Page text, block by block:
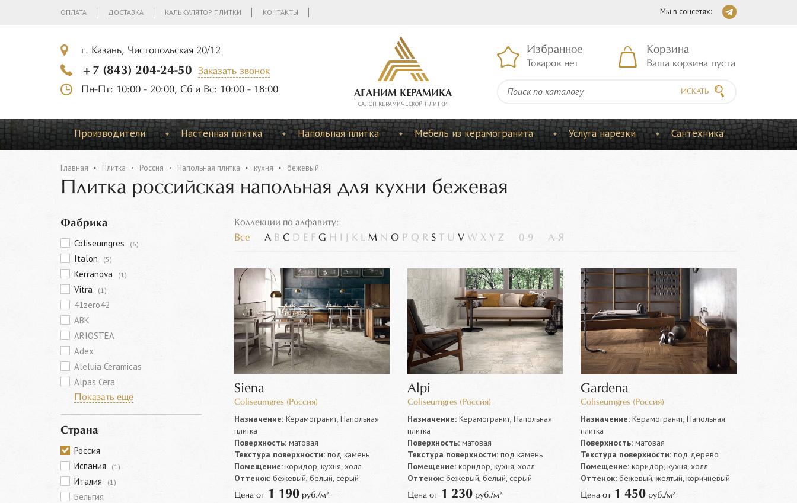
ОПЛАТА ДОСТАВКА КАЛЬКУЛЯТОР ПЛИТКИ КОНТАКТЫ Мы в соцсетях:
г. Казань, Чистопольская 20/12
+7 (843) 204-24-50
Заказать звонок
Пн-Пт: 10:00 - 20:00, Сб и Вс: 10:00 - 18:00
АГАНИМ КЕРАМИКА
CАЛОН КЕРАМИЧЕСКОЙ ПЛИТКИ
Избранное
Товаров нет
Корзина
Ваша корзина пуста
ИСКАТЬ
Производители Настенная плитка Напольная плитка Мебель из керамогранита Услуга нарезки Сантехника
Главная Плитка Россия Напольная плитка кухня бежевый
Плитка российская напольная для кухни бежевая
Фабрика
Coliseumgres (6)
Italon (5)
Kerranova (1)
Vitra (1)
41zero42
ABK
ARIOSTEA
Adex
Aleluia Ceramicas
Alpas Cera
Показать еще
Страна
Россия
Испания
(1)
Италия (1)
Бельгия
Коллекции по алфавиту:
Все A B C D E F G H K L M N O P Q R S U V W X Y Z 0-9 А-Я
Siena
Coliseumgres (Россия)
Назначение:Керамогранит, Напольная
плитка
Поверхность:матовая
Текстура поверхности:под камень
Помещение:коридор, кухня, холл
Оттенок:бежевый, белый, серый
Цена от 1 190руб./м²
Alpi
Coliseumgres (Россия)
Назначение:Керамогранит, Напольная
плитка
Поверхность:матовая
Текстура поверхности:под камень
Помещение:коридор, кухня, холл
Оттенок:бежевый, белый, серый
Цена от 1 230руб./м²
Gardena
Coliseumgres (Россия)
Назначение: Керамогранит, Напольная
плитка
Поверхность: матовая
Текстура поверхности: под дерево
Помещение: коридор, кухня, холл
Оттенок: бежевый, желтый, коричневый
Цена от 1 450 руб./м²